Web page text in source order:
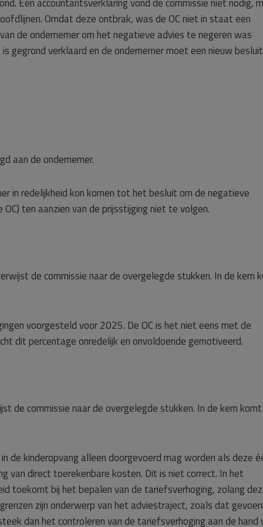
Omdat deze ontbrak, was de OC niet in staat een
de ondernemer om het negatieve advies te negeren was
gegrond verklaard en de ondernemer moet een nieuw besluit
aan de ondernemer.
in redelijkheid kon komen tot het besluit om de negatieve
ten aanzien van de prijsstijging niet te volgen.
de commissie naar de overgelegde stukken. In de kern
voorgesteld voor 2025. De OC is het niet eens met de
dit percentage onredelijk en onvoldoende gemotiveerd.
de commissie naar de overgelegde stukken. In de kern
de kinderopvang alleen doorgevoerd mag worden als deze
van direct toerekenbare kosten. Dit is niet correct. In het
toekomt bij het bepalen van de tariefsverhoging, zolang
zijn onderwerp van het adviestraject, zoals dat
dan het controleren van de tariefsverhoging aan de hand